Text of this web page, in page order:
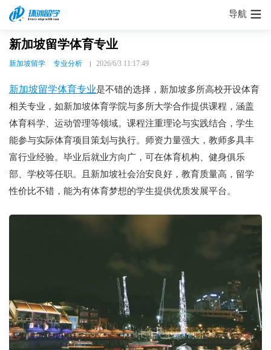
导航
新加坡留学体育专业
新加坡留学 专业分析 2026/6/3 11:17:49
新加坡留学体育专业是不错的选择，新加坡多所高校开设体育
相关专业，如新加坡体育学院与多所大学合作提供课程，涵盖
体育科学、运动管理等领域。课程注重理论与实践结合，学生
能参与实际体育项目策划与执行。师资力量强大，教师多具丰
富行业经验。毕业后就业方向广，可在体育机构、健身俱乐
部、学校等任职。且新加坡社会治安良好，教育质量高，留学
性价比不错，能为有体育梦想的学生提供优质发展平台。